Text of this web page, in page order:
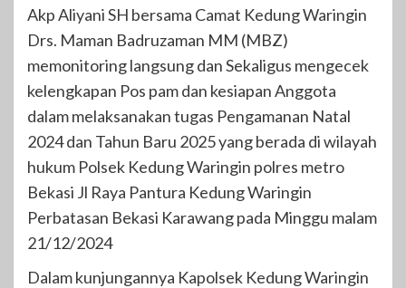
Akp Aliyani SH bersama Camat Kedung Waringin
Drs. Maman Badruzaman MM (MBZ)
memonitoring langsung dan Sekaligus mengecek
kelengkapan Pos pam dan kesiapan Anggota
dalam melaksanakan tugas Pengamanan Natal
2024 dan Tahun Baru 2025 yang berada di wilayah
hukum Polsek Kedung Waringin polres metro
Bekasi Jl Raya Pantura Kedung Waringin
Perbatasan Bekasi Karawang pada Minggu malam
21/12/2024
Dalam kunjungannya Kapolsek Kedung Waringin